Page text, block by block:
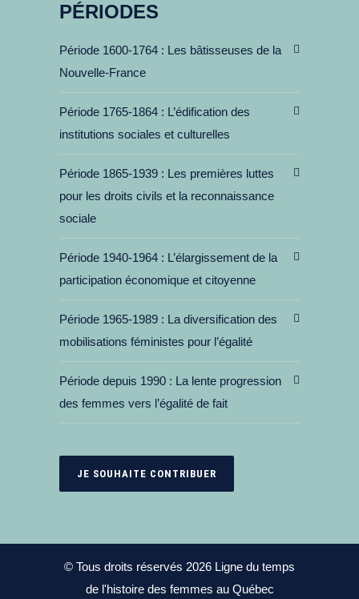
PÉRIODES
Période 1600-1764
Les bâtisseuses de la
Nouvelle-France
Période 1765-1864
L’édification des
institutions sociales et culturelles
Période 1865-1939
Les premières luttes
pour les droits civils et la reconnaissance
sociale
Période 1940-1964
L’élargissement de la
participation économique et citoyenne
Période 1965-1989
La diversification des
mobilisations féministes pour l’égalité
Période depuis 1990
La lente progression
des femmes vers l’égalité de fait
JE SOUHAITE CONTRIBUER
© Tous droits réservés 2026 Ligne du temps
de l'histoire des femmes au Québec